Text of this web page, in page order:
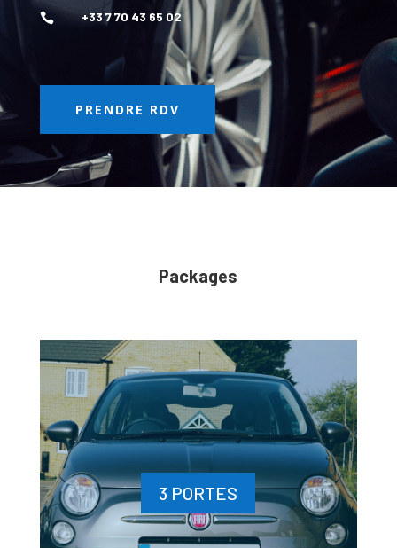
 +33 7 70 43 65 02
PRENDRE RDV
Packages
3 PORTES